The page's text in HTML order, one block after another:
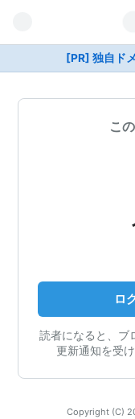
[PR] 独自ド
こ
ロ
読者になると、ブ
更新通知を受
Copyright (C)